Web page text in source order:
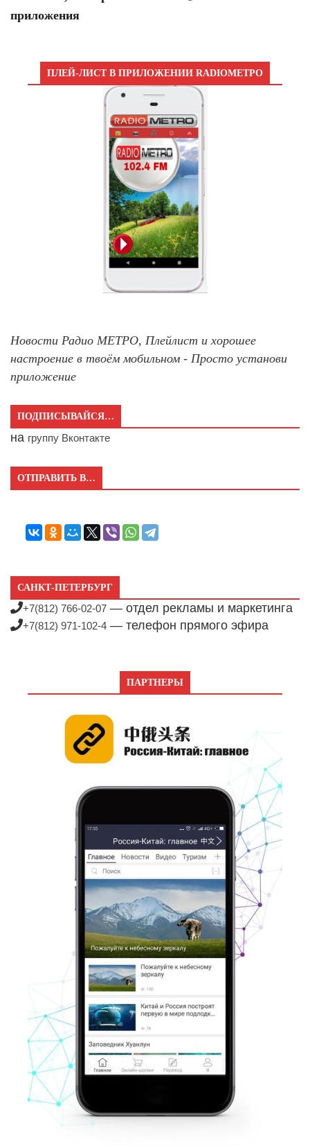
приложения
ПЛЕЙ-ЛИСТ В ПРИЛОЖЕНИИ RADIOМЕТРО
Новости Радио МЕТРО, Плейлист и хорошее
настроение в твоём мобильном - Просто установи
приложение
ПОДПИСЫВАЙСЯ…
на группу Вконтакте
ОТПРАВИТЬ В…
САНКТ-ПЕТЕРБУРГ
+7(812) 766-02-07 — отдел рекламы и маркетинга
+7(812) 971-102-4 — телефон прямого эфира
ПАРТНЕРЫ